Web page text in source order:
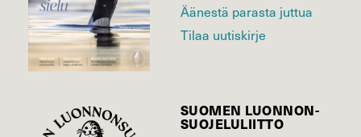
Äänestä parasta juttua
Tilaa uutiskirje
SUOMEN LUONNON­
SUOJELU­LIITTO